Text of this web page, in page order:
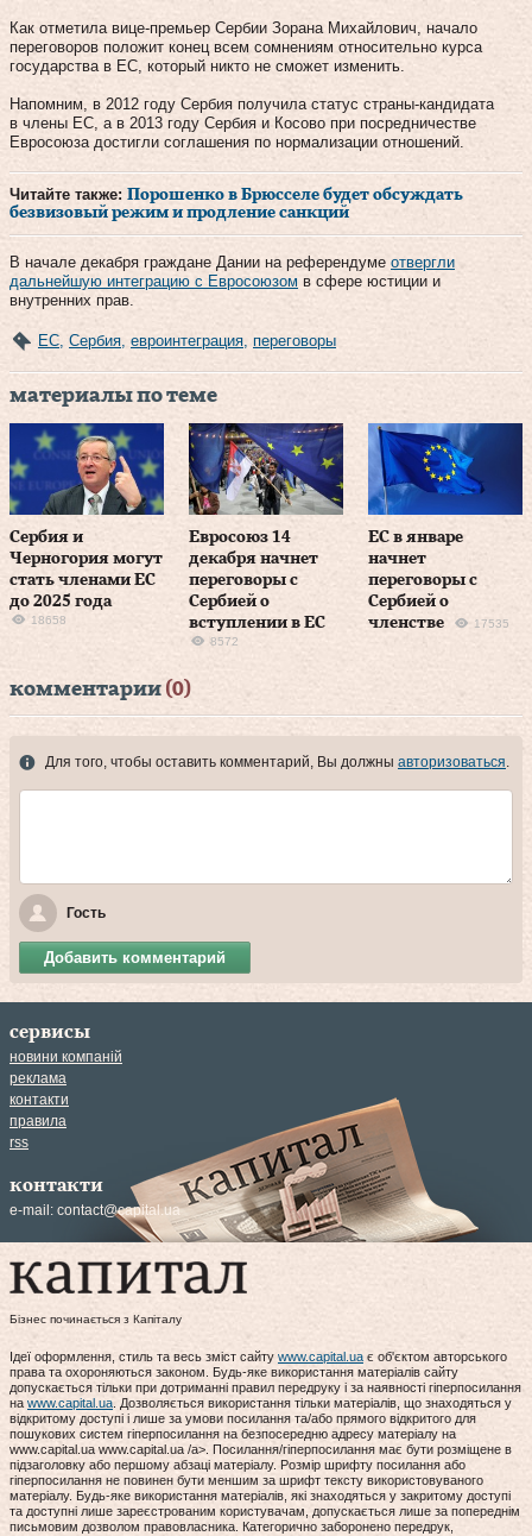
Как отметила вице-премьер Сербии Зорана Михайлович, начало
переговоров положит конец всем сомнениям относительно курса
государства в ЕС, который никто не сможет изменить.
Напомним, в 2012 году Сербия получила статус страны-кандидата
в члены ЕС, а в 2013 году Сербия и Косово при посредничестве
Евросоюза достигли соглашения по нормализации отношений.
Читайте также: Порошенко в Брюсселе будет обсуждать
безвизовый режим и продление санкций
В начале декабря граждане Дании на референдуме отвергли
дальнейшую интеграцию с Евросоюзом в сфере юстиции и
внутренних прав.
ЕС Сербия евроинтеграция переговоры
материалы по теме
Сербия и
Черногория могут
стать членами ЕС
до 2025 года
18658
Евросоюз 14
декабря начнет
переговоры с
Сербией о
вступлении в ЕС
8572
ЕС в январе
начнет
переговоры с
Сербией о
членстве
17535
комментарии (0)
Для того, чтобы оставить комментарий, Вы должны авторизоваться.
Гость
Добавить комментарий
сервисы
новини компаній
реклама
контакти
правила
rss
контакти
e-mail: contact@capital.ua
Бізнес починається з Капіталу
Ідеї оформлення, стиль та весь зміст сайту www.capital.ua є об'єктом авторського
права та охороняються законом. Будь-яке використання матеріалів сайту
допускається тільки при дотриманні правил передруку і за наявності гіперпосилання
на www.capital.ua. Дозволяється використання тільки матеріалів, що знаходяться у
відкритому доступі і лише за умови посилання та/або прямого відкритого для
пошукових систем гіперпосилання на безпосередню адресу матеріалу на
www.capital.ua www.capital.ua /a>. Посилання/гіперпосилання має бути розміщене в
підзаголовку або першому абзаці матеріалу. Розмір шрифту посилання або
гіперпосилання не повинен бути меншим за шрифт тексту використовуваного
матеріалу. Будь-яке використання матеріалів, які знаходяться у закритому доступі
та доступні лише зареєстрованим користувачам, допускається лише за попереднім
письмовим дозволом правовласника. Категорично заборонено передрук,